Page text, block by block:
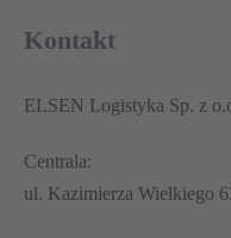
Kontakt
ELSEN Logistyka Sp. z
Centrala:
ul. Kazimierza Wielkiego